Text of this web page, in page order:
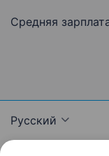
Средняя
Русский